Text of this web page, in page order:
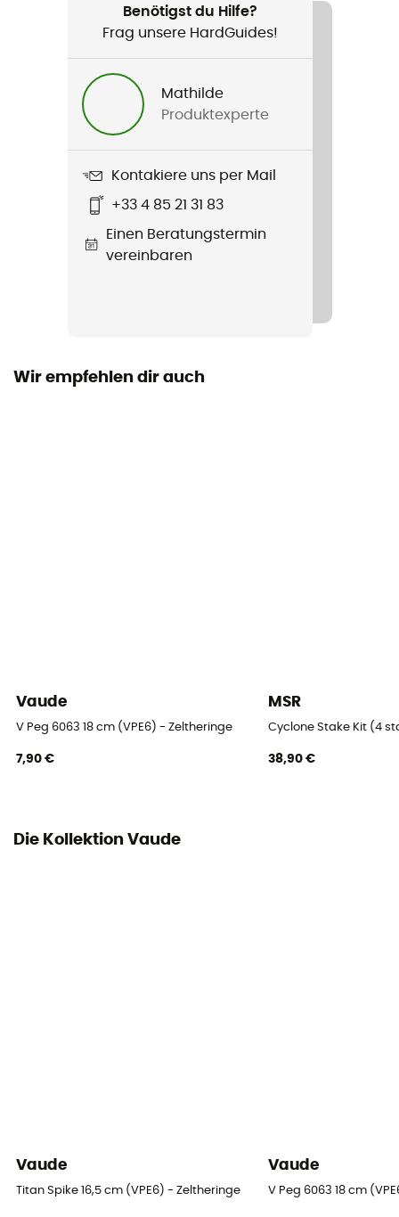
Benötigst du Hilfe?
Frag unsere HardGuides!
Mathilde
Produktexperte
Kontakiere uns per Mail
+33 4 85 21 31 83
Einen Beratungstermin
vereinbaren
Wir empfehlen dir auch
Vaude
V Peg 6063 18 cm (VPE6) - Zeltheringe
7,90 €
MSR
Cyclone Stake Kit (4
38,90 €
Die Kollektion Vaude
Vaude
Titan Spike 16,5 cm (VPE6) - Zeltheringe
Vaude
V Peg 6063 18 cm